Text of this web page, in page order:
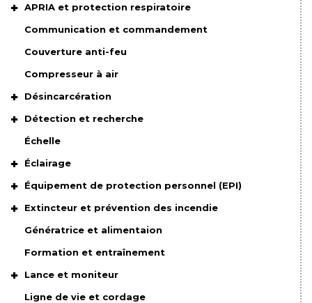
APRIA et protection respiratoire
Communication et commandement
Couverture anti-feu
Compresseur à air
Désincarcération
Détection et recherche
Échelle
Éclairage
Équipement de protection personnel (EPI)
Extincteur et prévention des incendie
Génératrice et alimentaion
Formation et entraînement
Lance et moniteur
Ligne de vie et cordage